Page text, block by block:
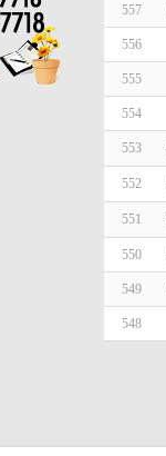
557
556
555
554
553
552
551
550
549
548